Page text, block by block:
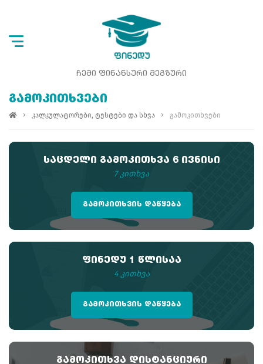
ᲩᲔᲛᲘ ᲤᲘᲜᲐᲜᲡᲣᲠᲘ ᲛᲔᲒᲖᲣᲠᲘ
ᲒᲐᲛᲝᲙᲘᲗᲮᲕᲔᲑᲘ
კალკულატორები, ტესტები და სხვა გამოკითხვები
ᲡᲐᲪᲓᲔᲚᲘ ᲒᲐᲛᲝᲙᲘᲗᲮᲕᲐ 6 ᲘᲕᲜᲘᲡᲘ
7 კითხვა
ᲒᲐᲛᲝᲙᲘᲗᲮᲕᲘᲡ ᲓᲐᲬᲧᲔᲑᲐ
ᲤᲘᲜᲔᲓᲣ 1 ᲬᲚᲘᲡᲐᲐ
4 კითხვა
ᲒᲐᲛᲝᲙᲘᲗᲮᲕᲘᲡ ᲓᲐᲬᲧᲔᲑᲐ
ᲒᲐᲛᲝᲙᲘᲗᲮᲕᲐ ᲓᲘᲡᲢᲐᲜᲪᲘᲣᲠᲘ